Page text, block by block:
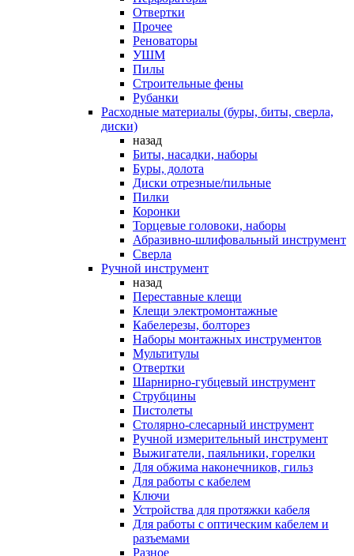
Отвертки
Прочее
Реноваторы
УШМ
Пилы
Строительные фены
Рубанки
Расходные материалы (буры, биты, сверла,
диски)
назад
Биты, насадки, наборы
Буры, долота
Диски отрезные/пильные
Пилки
Коронки
Торцевые головоки, наборы
Абразивно-шлифовальный инструмент
Сверла
Ручной инструмент
назад
Переставные клещи
Клещи электромонтажные
Кабелерезы, болторез
Наборы монтажных инструментов
Мультитулы
Отвертки
Шарнирно-губцевый инструмент
Струбцины
Пистолеты
Столярно-слесарный инструмент
Ручной измерительный инструмент
Выжигатели, паяльники, горелки
Для обжима наконечников, гильз
Для работы с кабелем
Ключи
Устройства для протяжки кабеля
Для работы с оптическим кабелем и
разъемами
Разное